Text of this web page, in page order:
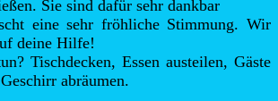
Sie sind dafür sehr dankbar
eine sehr fröhliche Stimmung. Wir
deine Hilfe!
Tischdecken, Essen austeilen, Gäste
abräumen.